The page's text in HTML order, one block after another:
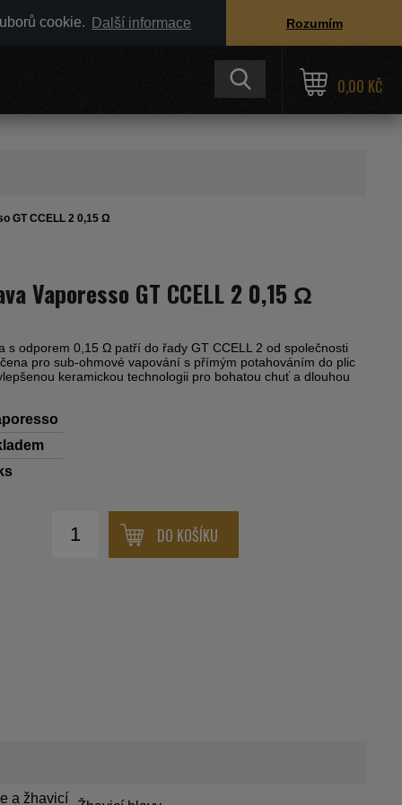
cookie. Další informace Rozumím
0,00 KČ
GT CCELL 2 0,15 Ω
Vaporesso GT CCELL 2 0,15 Ω
s odporem 0,15 Ω patří do řady GT CCELL 2 od společnosti
pro sub-ohmové vapování s přímým potahováním do plic
keramickou technologii pro bohatou chuť a dlouhou
DO KOŠÍKU
a žhavicí